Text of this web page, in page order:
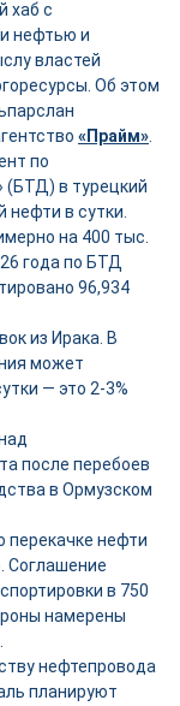
хаб с
нефтью и
властей
Об этом
«Прайм»
по
(БТД) в турецкий
нефти в сутки.
на 400 тыс.
года по БТД
96,934
из Ирака. В
может
— это 2-3%
после перебоев
в Ормузском
перекачке нефти
Соглашение
в 750
намерены
нефтепровода
планируют